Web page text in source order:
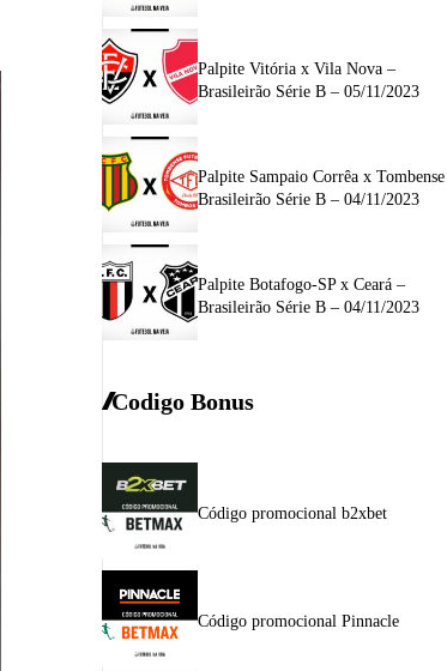
Palpite Vitória x Vila Nova –
Brasileirão Série B – 05/11/2023
Palpite Sampaio Corrêa x
Brasileirão Série B – 04/11/2023
Palpite Botafogo-SP x Ceará –
Brasileirão Série B – 04/11/2023
Codigo Bonus
Código promocional b2xbet
Código promocional Pinnacle